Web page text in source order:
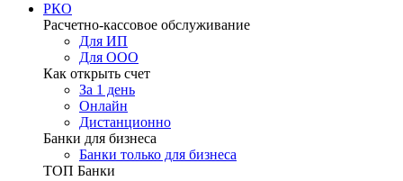
РКО
Расчетно-кассовое обслуживание
Для ИП
Для ООО
Как открыть счет
За 1 день
Онлайн
Дистанционно
Банки для бизнеса
Банки только для бизнеса
ТОП Банки